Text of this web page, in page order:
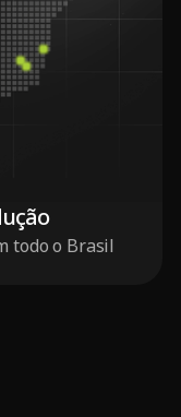
todo o Brasil